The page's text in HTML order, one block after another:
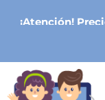
¡Atención!